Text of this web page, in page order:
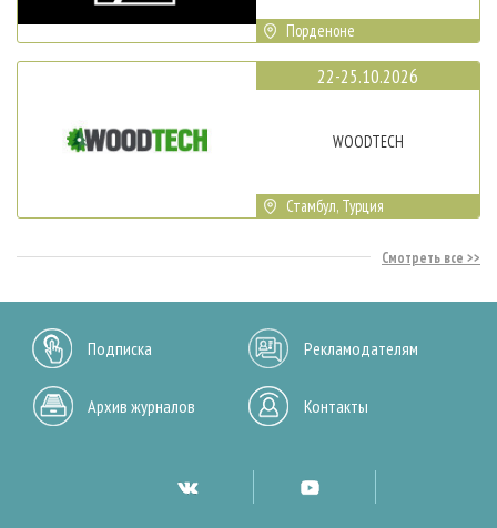
Порденоне
22-25.10.2026
WOODTECH
Стамбул, Турция
Смотреть все
Подписка Рекламодателям
Архив журналов Контакты